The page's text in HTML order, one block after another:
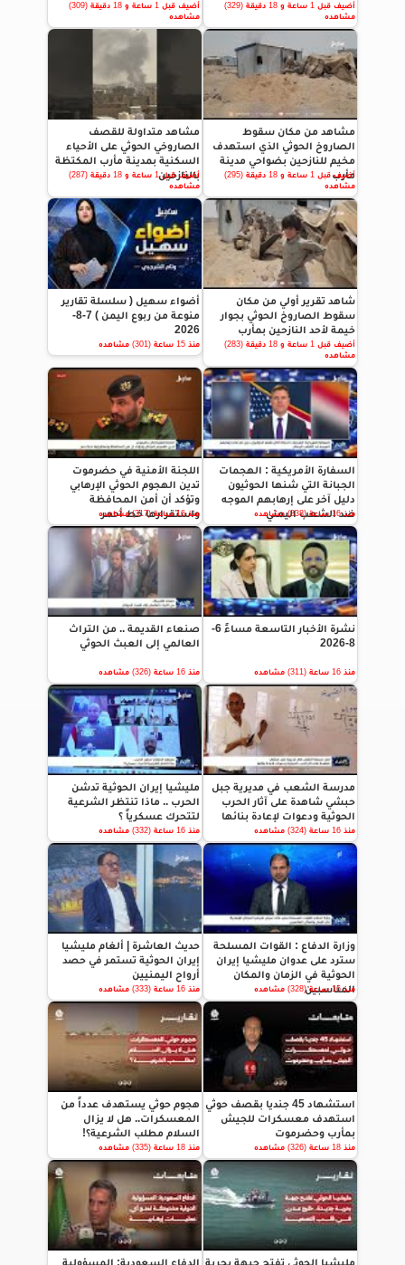
أضيف قبل 1 ساعة و 18 دقيقة (329)
مشاهده
أضيف قبل 1 ساعة و 18 دقيقة (309)
مشاهده
مشاهد من مكان سقوط
الصاروخ الحوثي الذي استهدف
مخيم للنازحين بضواحي مدينة
مأرب
أضيف قبل 1 ساعة و 18 دقيقة (295)
مشاهده
مشاهد متداولة للقصف
الصاروخي الحوثي على الأحياء
السكنية بمدينة مأرب المكتظة
بالنازحين
أضيف قبل 1 ساعة و 18 دقيقة (287)
مشاهده
شاهد تقرير أولي من مكان
سقوط الصاروخ الحوثي بجوار
خيمة لأحد النازحين بمأرب
أضيف قبل 1 ساعة و 18 دقيقة (283)
مشاهده
أضواء سهيل ( سلسلة تقارير
منوعة من ربوع اليمن ) 7-8-
2026
منذ 15 ساعة (301) مشاهده
السفارة الأمريكية : الهجمات
الجبانة التي شنها الحوثيون
دليل آخر على إرهابهم الموجه
ضد الشعب اليمني
منذ 16 ساعة (338) مشاهده
اللجنة الأمنية في حضرموت
تدين الهجوم الحوثي الإرهابي
وتؤكد أن أمن المحافظة
واستقرارها خط أحمر
منذ 16 ساعة (317) مشاهده
نشرة الأخبار التاسعة مساءً 6-
8-2026
منذ 16 ساعة (311) مشاهده
صنعاء القديمة .. من التراث
العالمي إلى العبث الحوثي
منذ 16 ساعة (326) مشاهده
مدرسة الشعب في مديرية جبل
حبشي شاهدة على آثار الحرب
الحوثية ودعوات لإعادة بنائها
منذ 16 ساعة (324) مشاهده
مليشيا إيران الحوثية تدشن
الحرب .. ماذا تنتظر الشرعية
لتتحرك عسكرياً ؟
منذ 16 ساعة (332) مشاهده
وزارة الدفاع : القوات المسلحة
سترد على عدوان مليشيا إيران
الحوثية في الزمان والمكان
المناسبين
منذ 16 ساعة (328) مشاهده
حديث العاشرة | ألغام مليشيا
إيران الحوثية تستمر في حصد
أرواح اليمنيين
منذ 16 ساعة (333) مشاهده
استشهاد 45 جنديا بقصف حوثي
استهدف معسكرات للجيش
بمأرب وحضرموت
منذ 18 ساعة (326) مشاهده
هجوم حوثي يستهدف عدداً من
المعسكرات.. هل لا يزال
السلام مطلب الشرعية؟!
منذ 18 ساعة (335) مشاهده
مليشيا الحوثي تفتح جبهة بحرية الدفاع السعودية: المسؤولية